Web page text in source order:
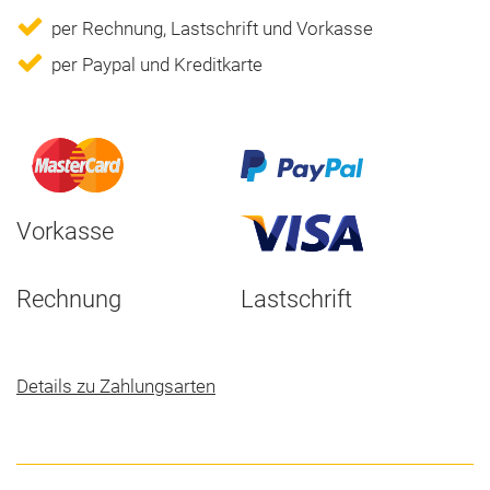
per Rechnung, Lastschrift und Vorkasse
per Paypal und Kreditkarte
Vorkasse
Rechnung Lastschrift
Details zu Zahlungsarten